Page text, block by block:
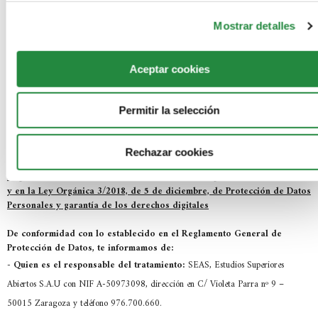
Mostrar detalles
Aceptar cookies
Permitir la selección
Rechazar cookies
Reglamento General de Protección de Datos (Reglamento UE 2016/679)
y en la Ley Orgánica 3/2018, de 5 de diciembre, de Protección de Datos
Personales y garantía de los derechos digitales
De conformidad con lo establecido en el Reglamento General de
Protección de Datos, te informamos de:
- Quien es el responsable del tratamiento: SEAS, Estudios Superiores
Abiertos S.A.U con NIF A-50973098, dirección en C/ Violeta Parra nº 9 –
50015 Zaragoza y teléfono 976.700.660.